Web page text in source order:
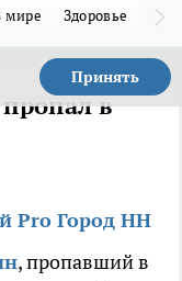
мире Здоровье
Принять
в
Pro Город НН
, пропавший в